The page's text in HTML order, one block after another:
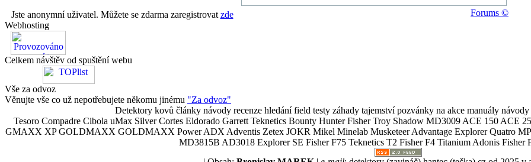
Jste anonymní uživatel. Můžete se zdarma zaregistrovat zde
Webhosting
Celkem návštěv od spuštění webu
Vše za odvoz
Věnujte vše co už nepotřebujete někomu jinému "Za odvoz"
Forums ©
Detektory kovů články návody recenze hledání field testy záhady tajemství pozvánky na akce manuály
Tesoro Compadre Cibola uMax Silver Cortes Eldorado Garrett Teknetics Bounty Hunter Fisher Troy Shadow MD3009 ACE 150 ACE
GMAXX XP GOLDMAXX GOLDMAXX Power ADX Adventis Zetex JOKR Mikel Minelab Musketeer Advantage Explorer Quatro
MD3815B AD3018 Explorer SE Fisher F75 Teknetics T2 Fisher F4 Titanium Adonis Fisher